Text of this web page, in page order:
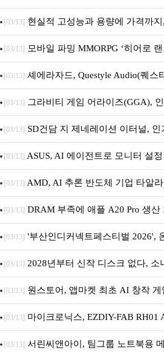
브랜드데이 기획전 진행
[03/13] 현실적 고성능과 용량에 가격까지
M.2 NVMe 디앤디컴 1TB
[03/13] 모바일 파밍 MMORPG ‘히어로
[03/13] 셰에라자드, Questyle Audio(퀘스
내 정식 출시
[03/13] 그라비티 게임 어라이즈(GGA),
던전 13’ 참가!
[03/13] SD건담 지 제네레이션 이터널, 인
아의 용사’ 재개최 및 풍성한 기념 이벤
[03/13] ASUS, AI 에이전트로 모니터 설
[03/13] AMD, AI 추론 반도체 기업 타알
[03/13] DRAM 부족에 애플 A20 Pro 생산
퍼 대기
[03/13] '부산인디커넥트페스티벌 2026',
개막... 22일간 진행
[03/13] 2028년부터 신작 디스크 없다, 소
문 추가
[03/13] 원스토어, 앱마켓 최초 AI 창작 게
[03/13] 마이크로닉스, EZDIY-FAB RH01
시
[03/13] 서린씨앤아이, 팀그룹 노트북용